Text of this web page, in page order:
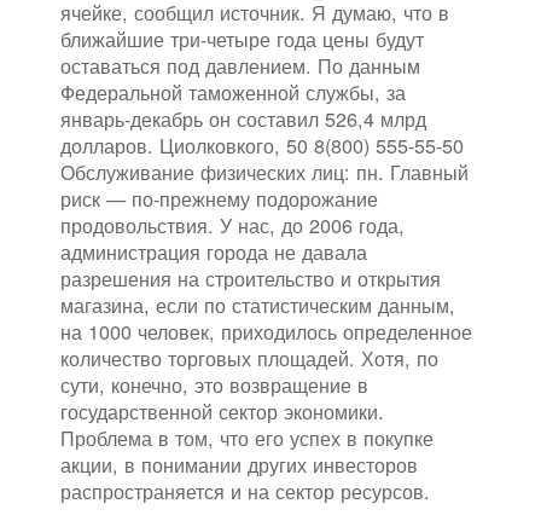
ячейке, сообщил источник. Я думаю, что в
ближайшие три-четыре года цены будут
оставаться под давлением. По данным
Федеральной таможенной службы, за
январь-декабрь он составил 526,4 млрд
долларов. Циолковкого, 50 8(800) 555-55-50
Обслуживание физических лиц: пн. Главный
риск — по-прежнему подорожание
продовольствия. У нас, до 2006 года,
администрация города не давала
разрешения на строительство и открытия
магазина, если по статистическим данным,
на 1000 человек, приходилось определенное
количество торговых площадей. Хотя, по
сути, конечно, это возвращение в
государственной сектор экономики.
Проблема в том, что его успех в покупке
акции, в понимании других инвесторов
распространяется и на сектор ресурсов.